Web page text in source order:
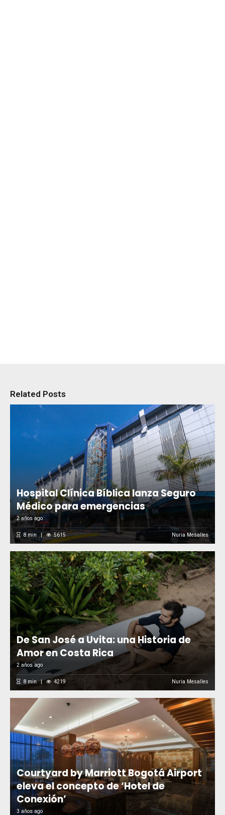
Related Posts
Hospital Clínica Bíblica lanza Seguro
Médico para emergencias
2 años ago
8min 5615 Nuria Mesalles
De San José a Uvita: una Historia de
Amor en Costa Rica
2 años ago
8min 4219 Nuria Mesalles
Courtyard by Marriott Bogotá Airport
eleva el concepto de ‘Hotel de
Conexión’
3 años ago